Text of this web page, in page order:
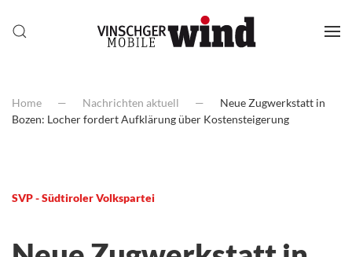
Home Nachrichten aktuell
Neue Zugwerkstatt in
Bozen: Locher fordert Aufklärung über Kostensteigerung
SVP - Südtiroler Volkspartei